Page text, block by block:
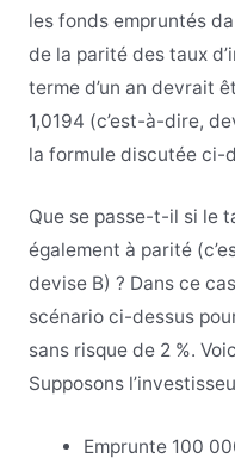
les fonds empruntés
de la parité des taux
terme d’un an devrait
1,0194 (c’est-à-dire,
la formule discutée ci-
Que se passe-t-il si le
également à parité
devise B) ? Dans ce
scénario ci-dessus
sans risque de 2 %.
Supposons
Emprunte 100